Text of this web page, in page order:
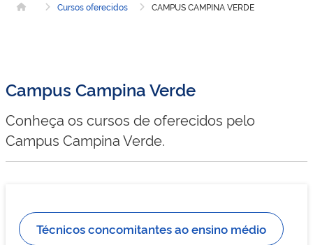
Página inicialCursos oferecidos CAMPUS CAMPINA VERDE
Campus Campina Verde
Conheça os cursos de oferecidos pelo
Campus Campina Verde.
Técnicos concomitantes ao ensino médio